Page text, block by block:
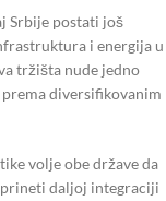
Srbije postati još
i energija u
tržišta nude jedno
diversifikovanim
volje obe države da
daljoj integraciji